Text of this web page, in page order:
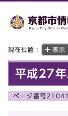
現在位置： 表示
平成27年
ページ番号